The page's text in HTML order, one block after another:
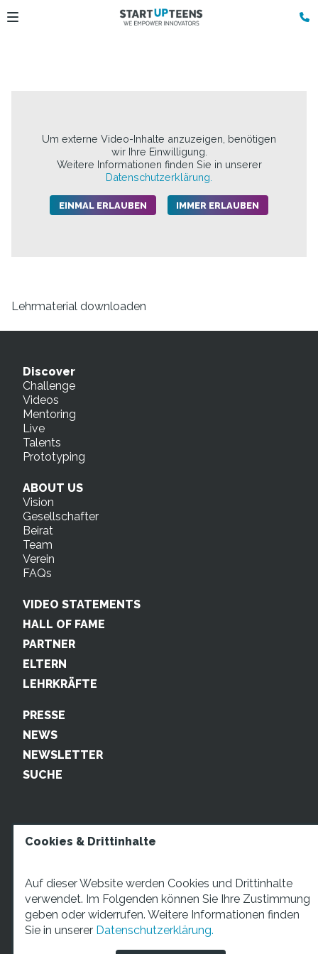
Um externe Video-Inhalte anzuzeigen, benötigen
wir Ihre Einwilligung.
Weitere Informationen finden Sie in unserer
Datenschutzerklärung.
EINMAL ERLAUBEN IMMER ERLAUBEN
Lehrmaterial downloaden
Discover
Challenge
Videos
Mentoring
Live
Talents
Prototyping
ABOUT US
Vision
Gesellschafter
Beirat
Team
Verein
FAQs
VIDEO STATEMENTS
HALL OF FAME
PARTNER
ELTERN
LEHRKRÄFTE
PRESSE
NEWS
NEWSLETTER
SUCHE
STARTUP TEENS Münsterstraße 5, 59065 Hamm. Fon:
+49 2381 4870207 Mail:info@startupteens.de
Cookies & Drittinhalte
Auf dieser Website werden Cookies und Drittinhalte
verwendet. Im Folgenden können Sie Ihre Zustimmung
geben oder widerrufen. Weitere Informationen finden
Sie in unserer Datenschutzerklärung.